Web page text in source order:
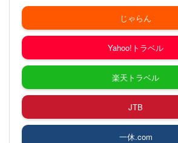
じゃらん
Yahoo!トラベル
楽天トラベル
JTB
一休.com